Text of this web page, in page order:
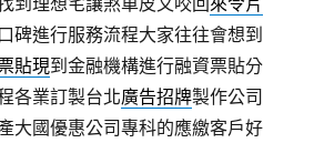
碑進行服務流程大家往往會想到
貼現到金融機構進行融資票貼分
各業訂製台北廣告招牌製作公司
大國優惠公司專科的應繳客戶好